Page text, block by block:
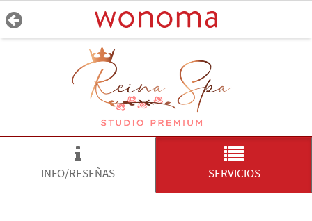
INFO/RESEÑAS SERVICIOS